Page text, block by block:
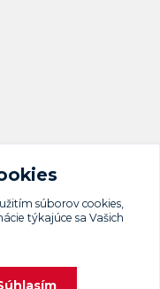
súborov cookies,
týkajúce sa Vašich